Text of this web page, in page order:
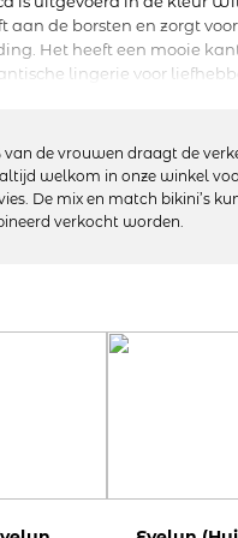
aan de borsten en zorgt
Het heeft een mooie
lingerie voor
de andere items uit de
elastaan
van de vrouwen draagt de
welkom in onze winkel
De mix en match bikini’s
verkocht worden.